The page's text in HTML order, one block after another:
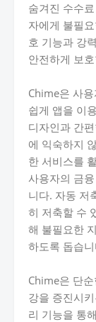
숨겨진 수수
자에게 불필
호 기능과 강
안전하게 보
Chime은 사
쉽게 앱을 이
디자인과 간
에 익숙하지
한 서비스를
사용자의 금
니다. 자동 저
히 저축할 수
해 불필요한
하도록 돕습
Chime은 단
강을 증진시
리 기능을 통